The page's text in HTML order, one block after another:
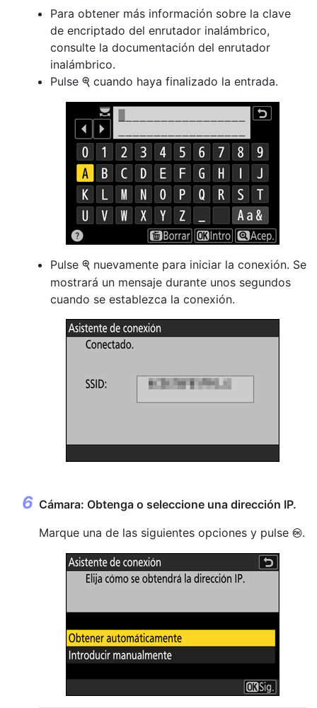
Para obtener más información sobre la clave
de encriptado del enrutador inalámbrico,
consulte la documentación del enrutador
inalámbrico.
Pulse X cuando haya finalizado la entrada.
Pulse X nuevamente para iniciar la conexión. Se
mostrará un mensaje durante unos segundos
cuando se establezca la conexión.
Cámara: Obtenga o seleccione una dirección IP.
Marque una de las siguientes opciones y pulse J.